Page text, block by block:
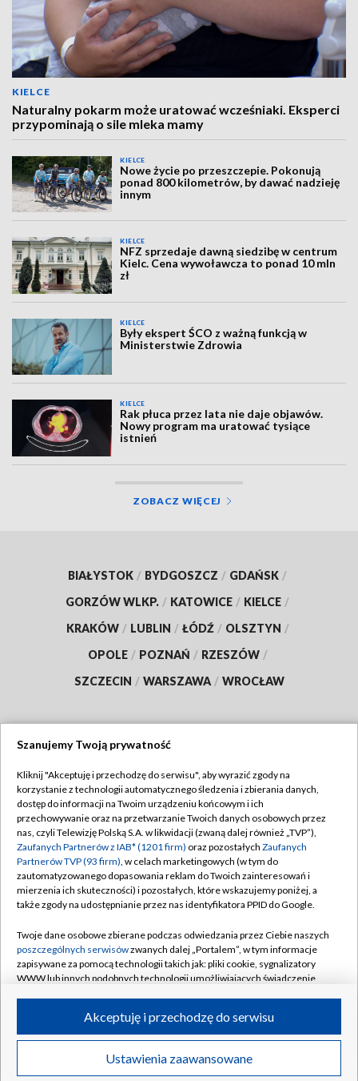
KIELCE
Naturalny pokarm może uratować wcześniaki. Eksperci
przypominają o sile mleka mamy
KIELCE
Nowe życie po przeszczepie. Pokonują
ponad 800 kilometrów, by dawać nadzieję
innym
KIELCE
NFZ sprzedaje dawną siedzibę w centrum
Kielc. Cena wywoławcza to ponad 10 mln
zł
KIELCE
Były ekspert ŚCO z ważną funkcją w
Ministerstwie Zdrowia
KIELCE
Rak płuca przez lata nie daje objawów.
Nowy program ma uratować tysiące
istnień
ZOBACZ WIĘCEJ
BIAŁYSTOK / BYDGOSZCZ / GDAŃSK /
GORZÓW WLKP. / KATOWICE / KIELCE /
KRAKÓW / LUBLIN / ŁÓDŹ / OLSZTYN /
OPOLE / POZNAŃ / RZESZÓW /
SZCZECIN / WARSZAWA / WROCŁAW
TVP
Abonament TVP
Emisja w TVP
Centrum informacji TVP
Naziemna Telewizja Cyfrowa
Rada Programowa
System NOS
Informacje o nadawcy
Program dla prasy
Ogłoszenie przetargowe
Regulamin TVP
Polityka prywatności
Moje zgody
Pomoc
Kontakt
Kanały
©2026 Telewizja Polska S.A. w likwidacji
Szanujemy Twoją prywatność
Kliknij "Akceptuję i przechodzę do serwisu", aby wyrazić zgody na
korzystanie z technologii automatycznego śledzenia i zbierania danych,
dostęp do informacji na Twoim urządzeniu końcowym i ich
przechowywanie oraz na przetwarzanie Twoich danych osobowych przez
nas, czyli Telewizję Polską S.A. w likwidacji (zwaną dalej również „TVP”),
Zaufanych Partnerów z IAB* (1201 firm) oraz pozostałych Zaufanych
Partnerów TVP (93 firm), w celach marketingowych (w tym do
zautomatyzowanego dopasowania reklam do Twoich zainteresowań i
mierzenia ich skuteczności) i pozostałych, które wskazujemy poniżej, a
także zgody na udostępnianie przez nas identyfikatora PPID do Google.
Twoje dane osobowe zbierane podczas odwiedzania przez Ciebie naszych
poszczególnych serwisówzwanych dalej „Portalem”, w tym informacje
zapisywane za pomocą technologii takich jak: pliki cookie, sygnalizatory
WWW lub innych podobnych technologii umożliwiających świadczenie
ruchu w Internecie.
Twoje dane osobowe zbierane podczas odwiedzania przez Ciebie
poszczególnych serwisówna Portalu, takie jak adresy IP, identyfikatory
Ustawienia zaawansowane
Akceptuję i przechodzę do serwisu